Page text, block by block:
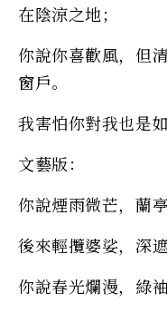
在陰涼之地；
你說你喜歡風，但
窗戶。
我害怕你對我也是如
文藝版：
你說煙雨微芒，蘭亭
後來輕攬婆娑，深遮
你說春光爛漫，綠袖